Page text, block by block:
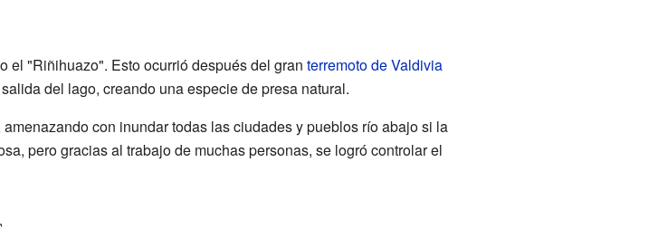
el "Riñihuazo". Esto ocurrió después del gran terremoto de Valdivia
del lago, creando una especie de presa natural.
con inundar todas las ciudades y pueblos río abajo si la
pero gracias al trabajo de muchas personas, se logró controlar el